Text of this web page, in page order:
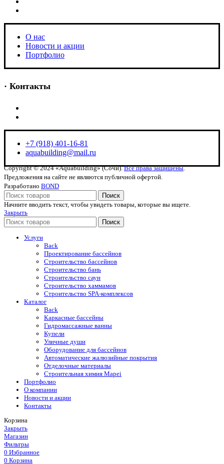
O нас
Новости и акции
Портфолио
· Контакты
+7 (918) 401-16-81
aquabuilding@mail.ru
Copyright © 2024 «Aquabuilding» (Сочи).Все права защищены.
Предложения на сайте не являются публичной офертой.
Разработано BOND
Поиск
Начните вводить текст, чтобы увидеть товары, которые вы ищете.
Закрыть
Поиск
Услуги
Back
Проектирование бассейнов
Строительство бассейнов
Строительство бань
Строительство саун
Строительство хаммамов
Строительство SPA-комплексов
Каталог
Back
Каркасные бассейны
Гидромассажные ванны
Купели
Уличные души
Оборудование для бассейнов
Автоматические жалюзийные покрытия
Отделочные материалы
Строительная химия Mapei
Портфолио
O компании
Новости и акции
Контакты
Корзина
Закрыть
Магазин
Фильтры
0 Избранное
0 Корзина